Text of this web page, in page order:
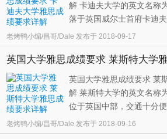
解 卡迪夫大学的英文名称
落于英国威尔士首府卡迪
1883年10月24日，当时的
郡大学学院（University
and MOnmouthshire）。
老烤鸭小编/昌哥/Dale 发布于 2018-09-17
英国大学雅思成绩要求 莱斯特大学
英国大学雅思成绩要求 莱
解 莱斯特大学的英文名称
位于英国中部，交通十分
年，最初的名字叫做
Rutland University
老烤鸭小编/昌哥/Dale 发布于 2018-09-16